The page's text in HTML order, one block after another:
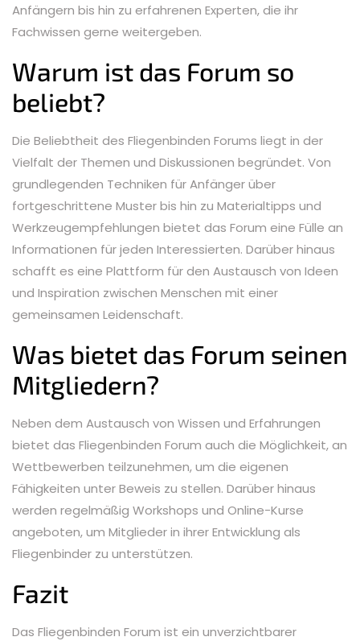
Anfängern bis hin zu erfahrenen Experten, die ihr
Fachwissen gerne weitergeben.
Warum ist das Forum so
beliebt?
Die Beliebtheit des Fliegenbinden Forums liegt in der
Vielfalt der Themen und Diskussionen begründet. Von
grundlegenden Techniken für Anfänger über
fortgeschrittene Muster bis hin zu Materialtipps und
Werkzeugempfehlungen bietet das Forum eine Fülle an
Informationen für jeden Interessierten. Darüber hinaus
schafft es eine Plattform für den Austausch von Ideen
und Inspiration zwischen Menschen mit einer
gemeinsamen Leidenschaft.
Was bietet das Forum seinen
Mitgliedern?
Neben dem Austausch von Wissen und Erfahrungen
bietet das Fliegenbinden Forum auch die Möglichkeit, an
Wettbewerben teilzunehmen, um die eigenen
Fähigkeiten unter Beweis zu stellen. Darüber hinaus
werden regelmäßig Workshops und Online-Kurse
angeboten, um Mitglieder in ihrer Entwicklung als
Fliegenbinder zu unterstützen.
Fazit
Das Fliegenbinden Forum ist ein unverzichtbarer